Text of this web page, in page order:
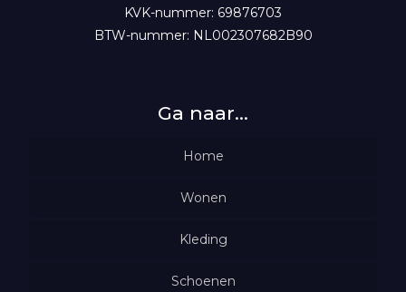
KVK-nummer: 69876703
BTW-nummer: NL002307682B90
Ga naar…
Home
Wonen
Woondecoratie
Verlichting
Kleding
Truien
Schoenen